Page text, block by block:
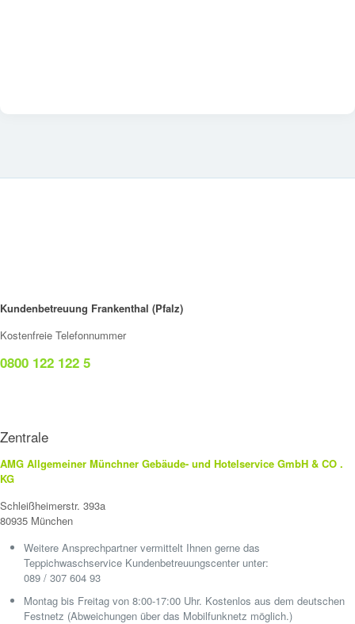
Kundenbetreuung Frankenthal (Pfalz)
Kostenfreie Telefonnummer
0800 122 122 5
Zentrale
AMG Allgemeiner Münchner Gebäude- und Hotelservice GmbH & CO .
KG
Schleißheimerstr. 393a
80935 München
Weitere Ansprechpartner vermittelt Ihnen gerne das
Teppichwaschservice Kundenbetreuungscenter unter:
089 / 307 604 93
Montag bis Freitag von 8:00-17:00 Uhr. Kostenlos aus dem deutschen
Festnetz (Abweichungen über das Mobilfunknetz möglich.)